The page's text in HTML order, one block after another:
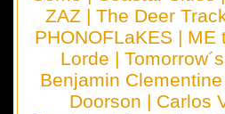
ZAZ |The Deer
PHONOFLaKES | ME
Lorde |
Benjamin Clementine
Doorson | Carlos